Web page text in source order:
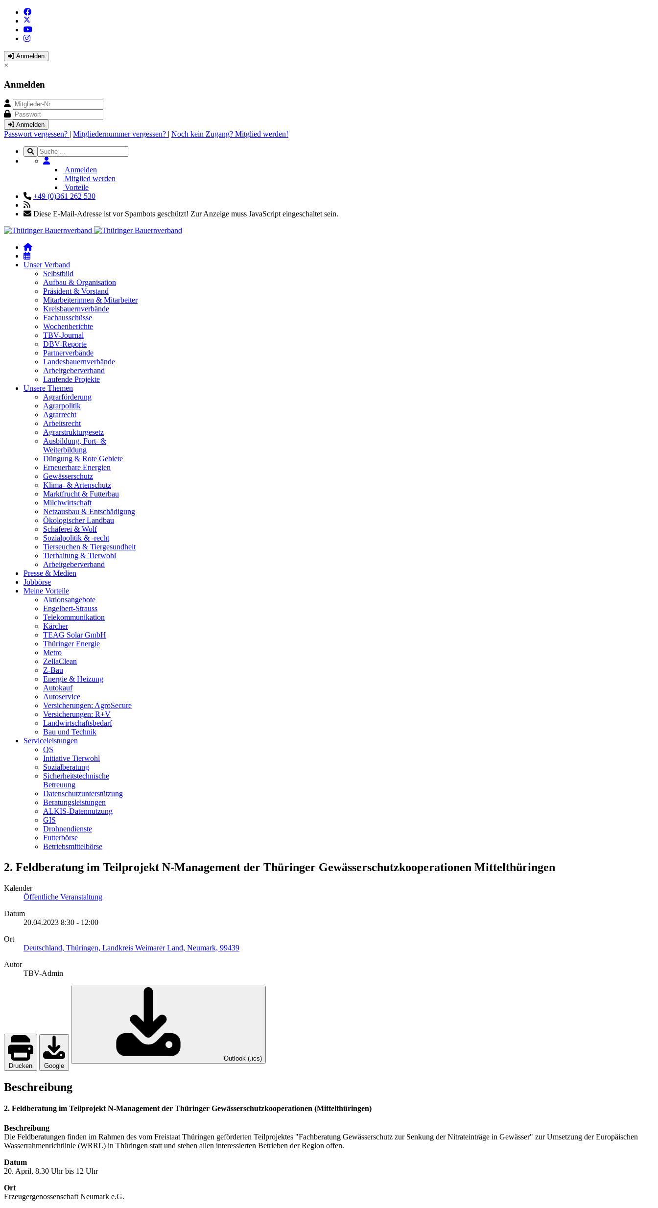
Anmelden
×
Anmelden
Anmelden
Passwort vergessen? | Mitgliedernummer vergessen? | Noch kein Zugang? Mitglied werden!
Anmelden
Mitglied werden
Vorteile
+49 (0)361 262 530
Diese E-Mail-Adresse ist vor Spambots geschützt! Zur Anzeige muss JavaScript eingeschaltet sein.
Unser Verband
Selbstbild
Aufbau & Organisation
Präsident & Vorstand
Mitarbeiterinnen & Mitarbeiter
Kreisbauernverbände
Fachausschüsse
Wochenberichte
TBV-Journal
DBV-Reporte
Partnerverbände
Landesbauernverbände
Arbeitgeberverband
Laufende Projekte
Unsere Themen
Agrarförderung
Agrarpolitik
Agrarrecht
Arbeitsrecht
Agrarstrukturgesetz
Ausbildung, Fort- &
Weiterbildung
Düngung & Rote Gebiete
Erneuerbare Energien
Gewässerschutz
Klima- & Artenschutz
Marktfrucht & Futterbau
Milchwirtschaft
Netzausbau & Entschädigung
Ökologischer Landbau
Schäferei & Wolf
Sozialpolitik & -recht
Tierseuchen & Tiergesundheit
Tierhaltung & Tierwohl
Arbeitgeberverband
Presse & Medien
Jobbörse
Meine Vorteile
Aktionsangebote
Engelbert-Strauss
Telekommunikation
Kärcher
TEAG Solar GmbH
Thüringer Energie
Metro
ZellaClean
Z-Bau
Energie & Heizung
Autokauf
Autoservice
Versicherungen: AgroSecure
Versicherungen: R+V
Landwirtschaftsbedarf
Bau und Technik
Service­­leistungen
QS
Initiative Tierwohl
Sozialberatung
Sicherheitstechnische
Betreuung
Datenschutzunterstützung
Beratungsleistungen
ALKIS-Datennutzung
GIS
Drohnendienste
Futterbörse
Betriebsmittelbörse
2. Feldberatung im Teilprojekt N-Management der Thüringer Gewässerschutzkooperationen Mittelthüringen
Kalender
Öffentliche Veranstaltung
Datum
20.04.2023 8:30 - 12:00
Ort
Deutschland, Thüringen, Landkreis Weimarer Land, Neumark, 99439
Autor
TBV-Admin
Drucken Google
Outlook (.ics)
Beschreibung
2. Feldberatung im Teilprojekt N-Management der Thüringer Gewässerschutzkooperationen (Mittelthüringen)
Beschreibung
Die Feldberatungen finden im Rahmen des vom Freistaat Thüringen geförderten Teilprojektes "Fachberatung Gewässerschutz zur Senkung der Nitrateinträge in Gewässer" zur Umsetzung der Europäischen
Wasserrahmenrichtlinie (WRRL) in Thüringen statt und stehen allen interessierten Betrieben der Region offen.
Datum
20. April, 8.30 Uhr bis 12 Uhr
Ort
Erzeugergenossenschaft Neumark e.G.